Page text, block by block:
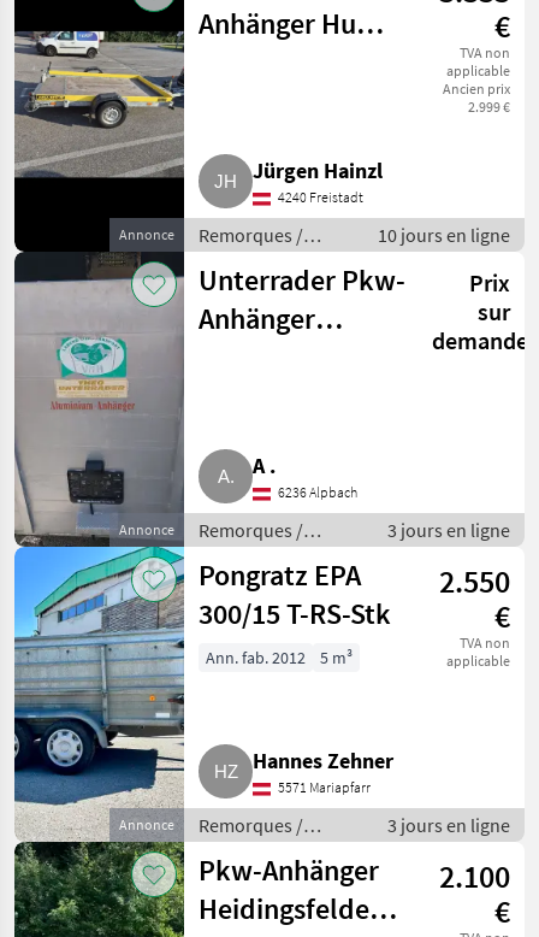
Annonce
Anhänger Humer
€
TVA non
applicable
Ancien prix
2.999 €
Jürgen Hainzl
4240 Freistadt
Remorques /
Remorques de
voitures
10 jours en ligne
Annonce
Unterrader Pkw-
Anhänger
Prix
sur
demande
A .
6236 Alpbach
Remorques /
Remorques de
voitures
3 jours en ligne
Annonce
Pongratz EPA
300/15 T-RS-Stk
2.550
€
TVA non
applicable
Ann. fab. 2012 5 m³
Hannes Zehner
5571 Mariapfarr
Remorques /
Remorques de
voitures
3 jours en ligne
Pkw-Anhänger
Heidingsfelder
2.100
€